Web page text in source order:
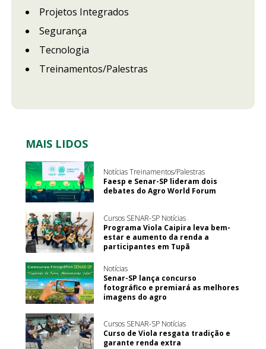
Projetos Integrados
Segurança
Tecnologia
Treinamentos/Palestras
MAIS LIDOS
Notícias Treinamentos/Palestras
Faesp e Senar-SP lideram dois
debates do Agro World Forum
Cursos SENAR-SP Notícias
Programa Viola Caipira leva bem-
estar e aumento da renda a
participantes em Tupã
Notícias
Senar-SP lança concurso
fotográfico e premiará as melhores
imagens do agro
Cursos SENAR-SP Notícias
Curso de Viola resgata tradição e
garante renda extra